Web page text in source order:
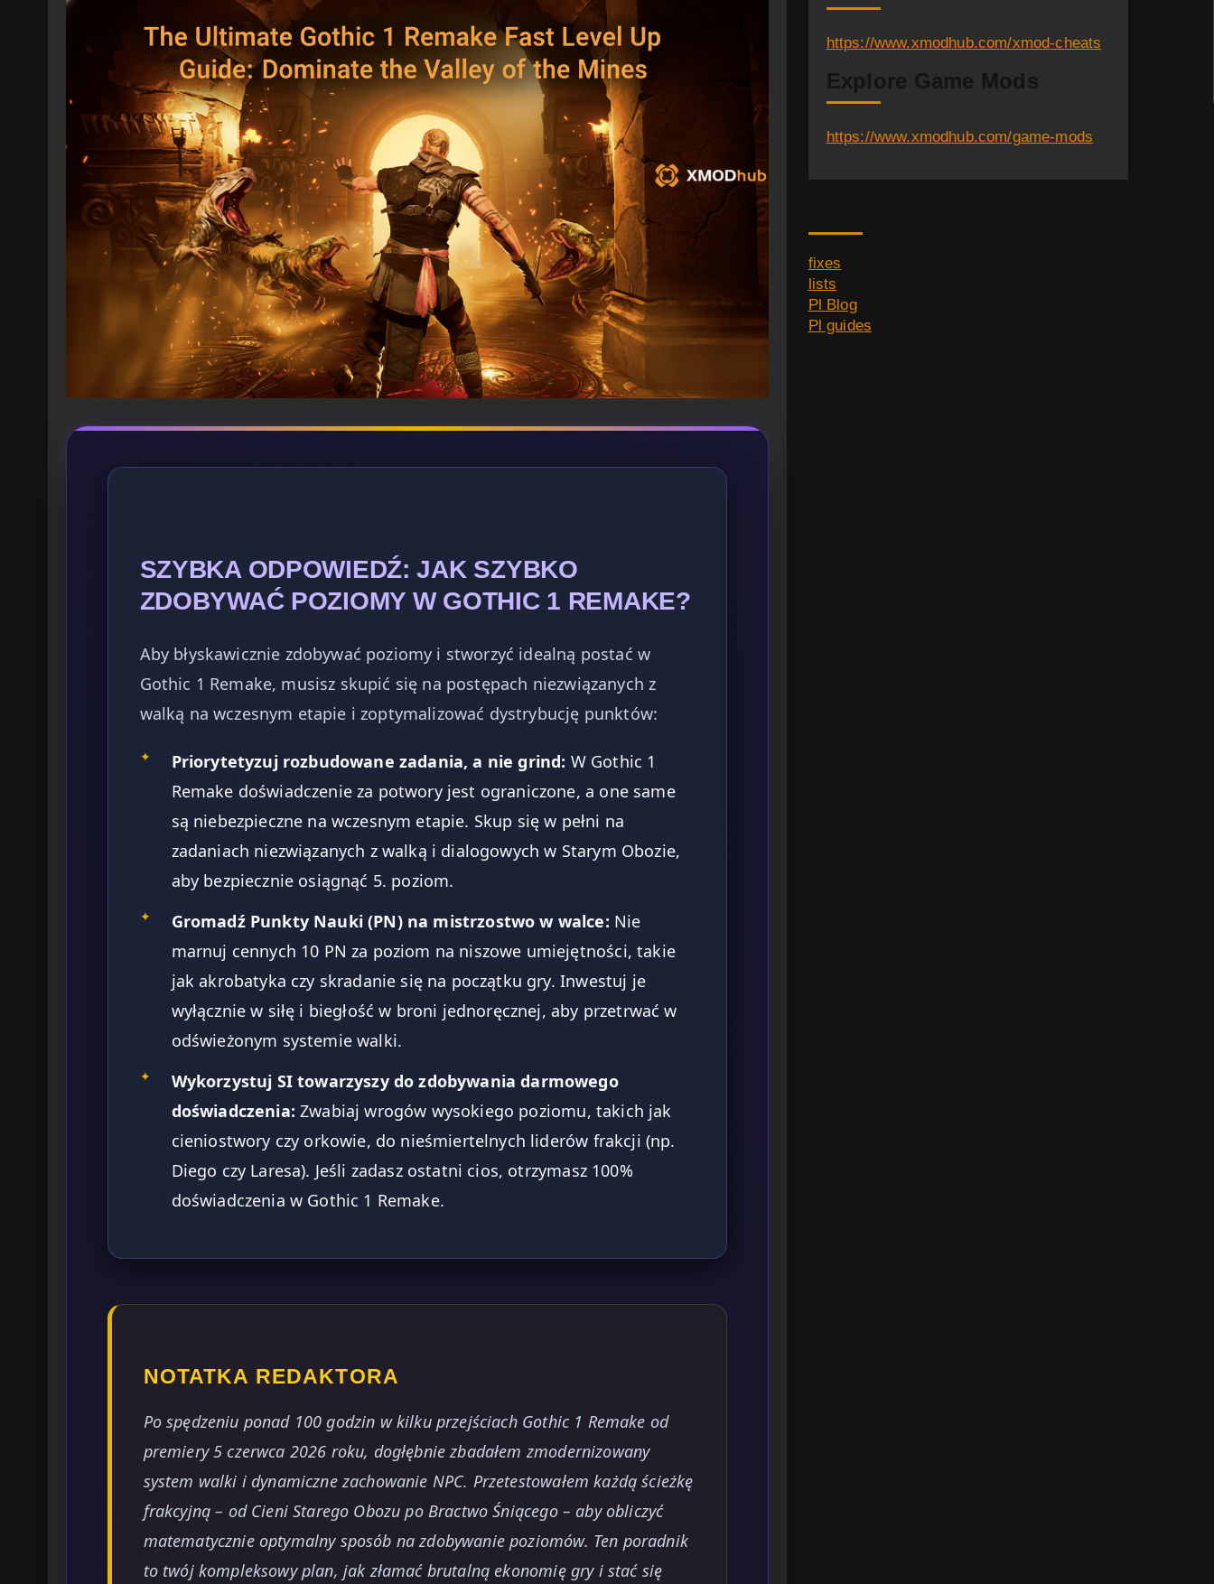
SZYBKA ODPOWIEDŹ: JAK SZYBKO
ZDOBYWAĆ POZIOMY W GOTHIC 1 REMAKE?
Aby błyskawicznie zdobywać poziomy i stworzyć idealną postać w
Gothic 1 Remake, musisz skupić się na postępach niezwiązanych z
walką na wczesnym etapie i zoptymalizować dystrybucję punktów:
✦ Priorytetyzuj rozbudowane zadania, a nie grind: W Gothic 1
Remake doświadczenie za potwory jest ograniczone, a one same
są niebezpieczne na wczesnym etapie. Skup się w pełni na
zadaniach niezwiązanych z walką i dialogowych w Starym Obozie,
aby bezpiecznie osiągnąć 5. poziom.
✦ Gromadź Punkty Nauki (PN) na mistrzostwo w walce: Nie
marnuj cennych 10 PN za poziom na niszowe umiejętności, takie
jak akrobatyka czy skradanie się na początku gry. Inwestuj je
wyłącznie w siłę i biegłość w broni jednoręcznej, aby przetrwać w
odświeżonym systemie walki.
✦
Wykorzystuj SI towarzyszy do zdobywania darmowego
doświadczenia: Zwabiaj wrogów wysokiego poziomu, takich jak
cieniostwory czy orkowie, do nieśmiertelnych liderów frakcji (np.
Diego czy Laresa). Jeśli zadasz ostatni cios, otrzymasz 100%
doświadczenia w Gothic 1 Remake.
NOTATKA REDAKTORA
Po spędzeniu ponad 100 godzin w kilku przejściach Gothic 1 Remake od
premiery 5 czerwca 2026 roku, dogłębnie zbadałem zmodernizowany
system walki i dynamiczne zachowanie NPC. Przetestowałem każdą ścieżkę
frakcyjną – od Cieni Starego Obozu po Bractwo Śniącego – aby obliczyć
matematycznie optymalny sposób na zdobywanie poziomów. Ten poradnik
to twój kompleksowy plan, jak złamać brutalną ekonomię gry i stać się
https://www.xmodhub.com/xmod-cheats
Explore Game Mods
https://www.xmodhub.com/game-mods
fixes
lists
Pl Blog
Pl guides